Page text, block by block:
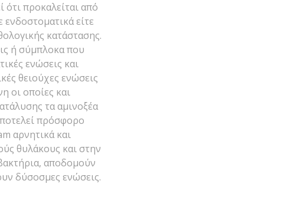
προκαλείται από
είτε
κατάστασης.
ή σύμπλοκα που
ενώσεις και
θειούχες ενώσεις
οι οποίες και
τα αμινοξέα
πρόσφορο
αρνητικά και
θυλάκους και στην
αποδομούν
δύσοσμες ενώσεις.